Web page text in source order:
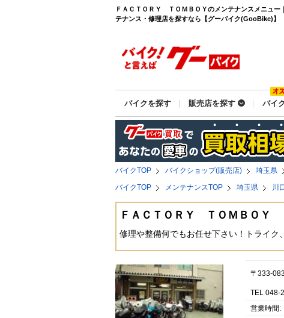
ＦＡＣＴＯＲＹ ＴＯＭＢＯＹのメンテナンスメニュー
テナンス・修理店を探すなら【グーバイク(GooBike)】
バイクを探す 販売店を探す バイ
バイクTOP バイクショップ(販売店) 埼玉県
バイクTOP
メンテナンスTOP 埼玉県 川
ＦＡＣＴＯＲＹ ＴＯＭＢＯＹ
修理や整備何でもお任せ下さい！トライク
〒333-
TEL 048-
営業時間: